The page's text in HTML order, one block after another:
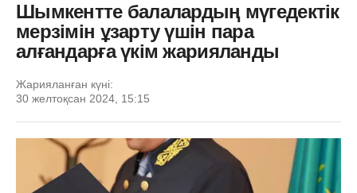
Шымкентте балалардың мүгедектік
мерзімін ұзарту үшін пара
алғандарға үкім жарияланды
Жарияланған күні:
30 желтоқсан 2024, 15:15